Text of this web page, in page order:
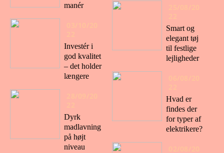
manér
Investér i
god kvalitet
– det holder
længere
Dyrk
madlavning
på højt
niveau
Smart og
elegant tøj
til festlige
lejligheder
Hvad er
findes der
for typer af
elektrikere?